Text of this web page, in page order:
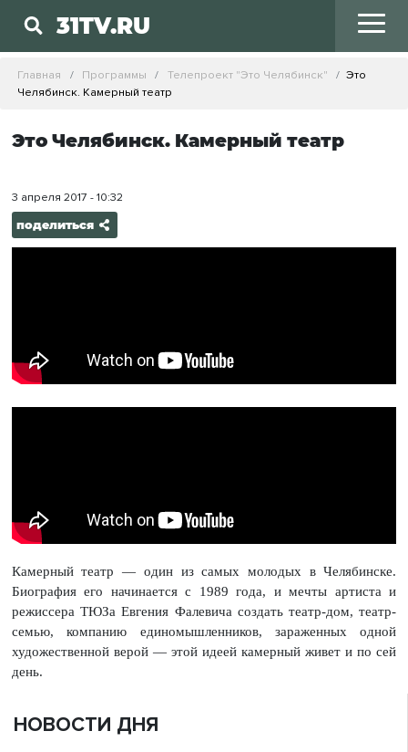
31TV.RU
Главная Программы Телепроект "Это Челябинск"
Это
Челябинск. Камерный театр
Это Челябинск. Камерный театр
3 апреля 2017 - 10:32
поделиться
Камерный театр — один из самых молодых в Челябинске.
Биография его начинается с 1989 года, и мечты артиста и
режиссера ТЮЗа Евгения Фалевича создать театр-дом, театр-
семью, компанию единомышленников, зараженных одной
художественной верой — этой идеей камерный живет и по сей
день.
НОВОСТИ ДНЯ